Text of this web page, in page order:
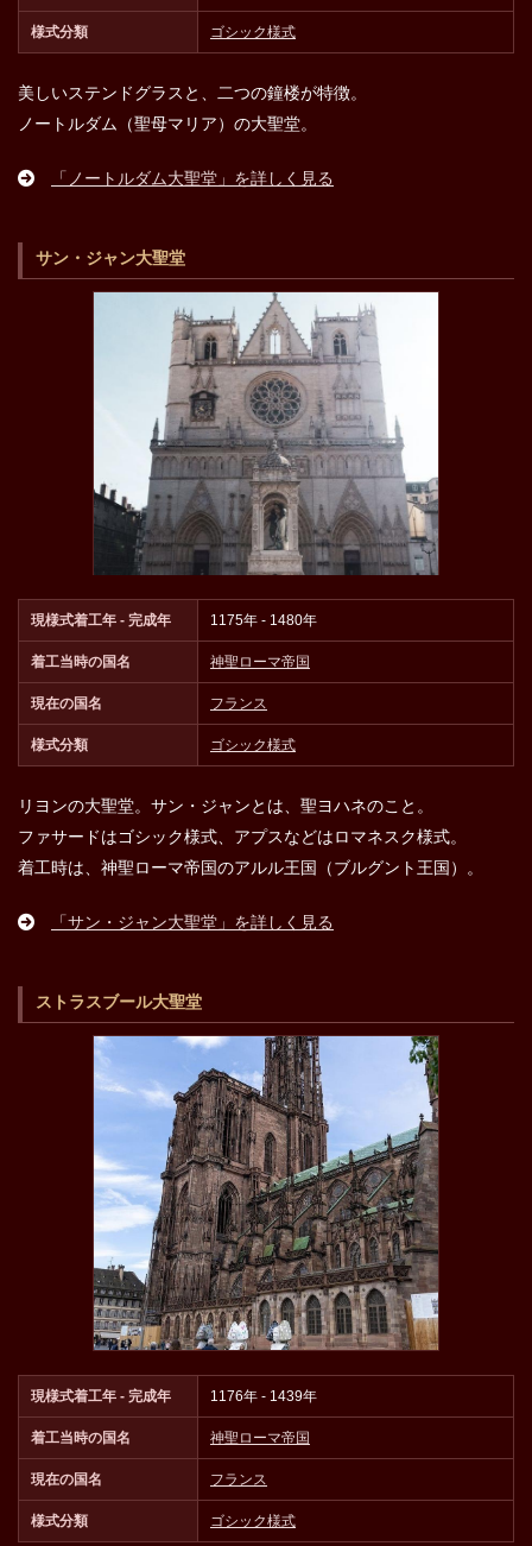
様式分類 ゴシック様式
美しいステンドグラスと、二つの鐘楼が特徴。
ノートルダム（聖母マリア）の大聖堂。
「ノートルダム大聖堂」を詳しく見る
サン・ジャン大聖堂
現様式着工年 - 完成年 1175年 - 1480年
着工当時の国名 神聖ローマ帝国
現在の国名 フランス
様式分類 ゴシック様式
リヨンの大聖堂。サン・ジャンとは、聖ヨハネのこと。
ファサードはゴシック様式、アプスなどはロマネスク様式。
着工時は、神聖ローマ帝国のアルル王国（ブルグント王国）。
「サン・ジャン大聖堂」を詳しく見る
ストラスブール大聖堂
現様式着工年 - 完成年 1176年 - 1439年
着工当時の国名 神聖ローマ帝国
現在の国名 フランス
様式分類 ゴシック様式